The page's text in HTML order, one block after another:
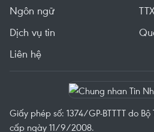
Ngôn ngữ
Dịch vụ tin
Liên hệ
Giấy phép số: 1374/GP-BTTTT do
cấp ngày 11/9/2008.